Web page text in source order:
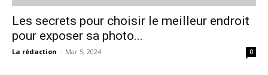
Les secrets pour choisir le meilleur endroit
pour exposer sa photo...
La rédaction - Mar 5, 2024 0